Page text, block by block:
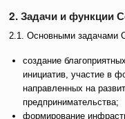
2. Задачи и функции
2.1. Основными задачами
создание
инициатив, участие в
направленных на
предпринимательства;
формирование